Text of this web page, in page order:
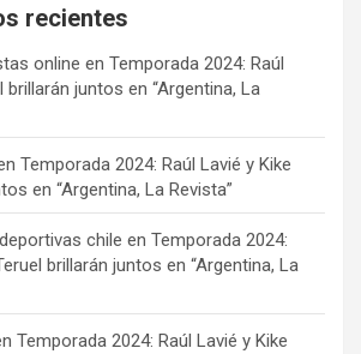
recientes
online en Temporada 2024: Raúl
brillarán juntos en “Argentina, La
Temporada 2024: Raúl Lavié y Kike
en “Argentina, La Revista”
chile en Temporada 2024:
brillarán juntos en “Argentina, La
Temporada 2024: Raúl Lavié y Kike